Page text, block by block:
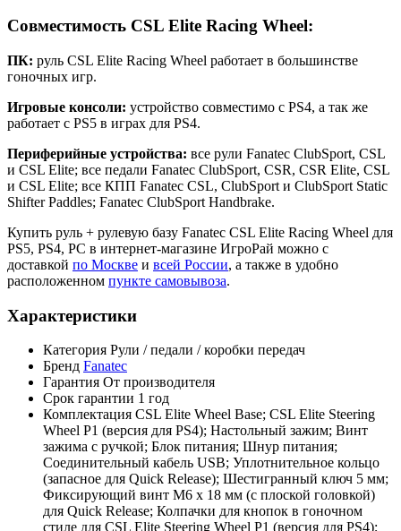
Совместимость CSL Elite Racing Wheel:
ПК: руль CSL Elite Racing Wheel работает в большинстве
гоночных игр.
Игровые консоли: устройство совместимо с PS4, а так же
работает с PS5 в играх для PS4.
Периферийные устройства: все рули Fanatec ClubSport, CSL
и CSL Elite; все педали Fanatec ClubSport, CSR, CSR Elite, CSL
и CSL Elite; все КПП Fanatec CSL, ClubSport и ClubSport Static
Shifter Paddles; Fanatec ClubSport Handbrake.
Купить руль + рулевую базу Fanatec CSL Elite Racing Wheel для
PS5, PS4, PC в интернет-магазине ИгроРай можно с
доставкой по Москве и всей России, а также в удобно
расположенном пункте самовывоза.
Характеристики
Категория Рули / педали / коробки передач
Бренд Fanatec
Гарантия От производителя
Срок гарантии 1 год
Комплектация CSL Elite Wheel Base; CSL Elite Steering
Wheel P1 (версия для PS4); Настольный зажим; Винт
зажима с ручкой; Блок питания; Шнур питания;
Соединительный кабель USB; Уплотнительное кольцо
(запасное для Quick Release); Шестигранный ключ 5 мм;
Фиксирующий винт M6 x 18 мм (с плоской головкой)
для Quick Release; Колпачки для кнопок в гоночном
стиле для CSL Elite Steering Wheel P1 (версия для PS4);